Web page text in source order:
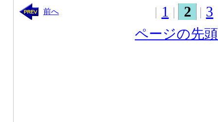
前へ 1 2 3
ページの先